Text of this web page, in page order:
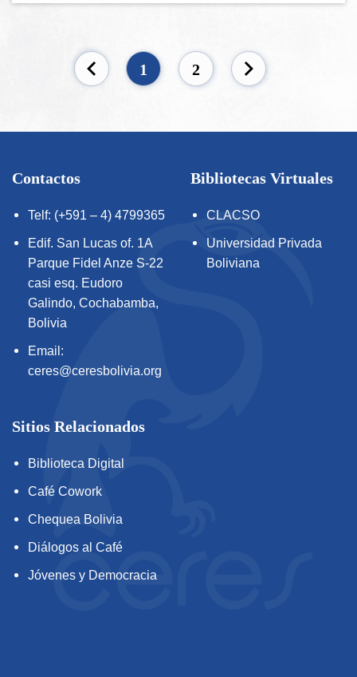
1 2
Contactos
Telf: (+591 – 4) 4799365
Edif. San Lucas of. 1A
Parque Fidel Anze S-22
casi esq. Eudoro
Galindo, Cochabamba,
Bolivia
Email:
ceres@ceresbolivia.org
Bibliotecas Virtuales
CLACSO
Universidad Privada
Boliviana
Sitios Relacionados
Biblioteca Digital
Café Cowork
Chequea Bolivia
Diálogos al Café
Jóvenes y Democracia